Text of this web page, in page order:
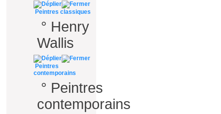
Peintres classiques
° Henry
Wallis
Peintres
contemporains
° Peintres
contemporains